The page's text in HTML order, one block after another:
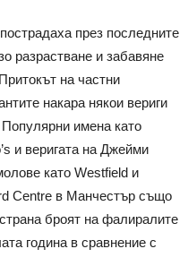
през последните
разрастване и забавяне
на частни
накара някои вериги
имена като
и веригата на Джейми
като Westfield и
Centre в Манчестър също
броят на фалиралите
година в сравнение с